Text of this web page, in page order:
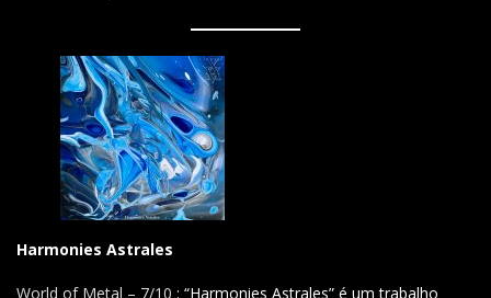
Harmonies Astrales
World of Metal – 7/10 : “Harmonies Astrales” é um trabalho